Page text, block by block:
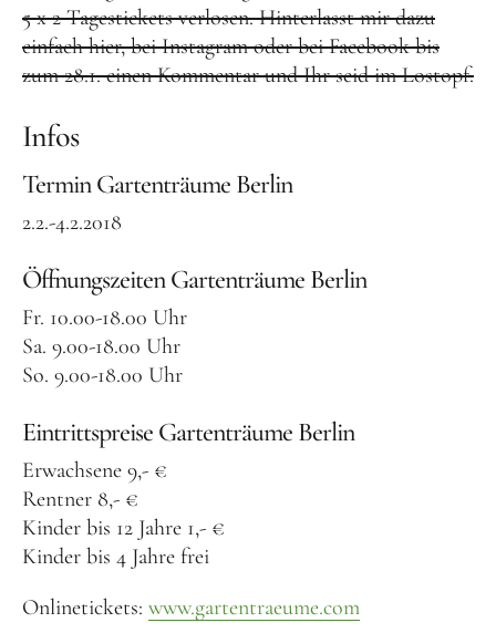
5 x 2 Tagestickets verlosen. Hinterlasst mir dazu
einfach hier, bei Instagram oder bei Facebook bis
zum 28.1. einen Kommentar und Ihr seid im Lostopf.
Infos
Termin Gartenträume Berlin
2.2.-4.2.2018
Öffnungszeiten Gartenträume Berlin
Fr. 10.00-18.00 Uhr
Sa. 9.00-18.00 Uhr
So. 9.00-18.00 Uhr
Eintrittspreise Gartenträume Berlin
Erwachsene 9,- €
Rentner 8,- €
Kinder bis 12 Jahre 1,- €
Kinder bis 4 Jahre frei
Onlinetickets: www.gartentraeume.com